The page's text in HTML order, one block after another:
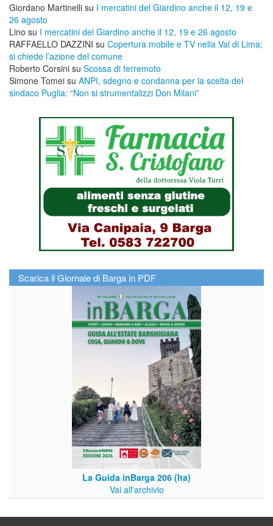
Giordano Martinelli su I mercatini del Giardino anche il 12, 19 e
26 agosto
Lino su I mercatini del Giardino anche il 12, 19 e 26 agosto
RAFFAELLO DAZZINI su ​Copertura mobile e TV nella Val di Lima;
si chiede l’azione del comune
Roberto Corsini su Scossa di terremoto
Simone Tomei su ANPI, sdegno e condanna per la scelta del
sindaco Puglia: “Non si strumentalizzi Don Milani”
Scarica il Giornale di Barga in PDF
La Guida inBarga 206 (Ita)
Vai all'archivio